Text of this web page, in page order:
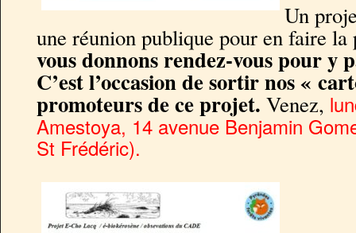
Un
une réunion publique pour en faire
vous donnons rendez-vous pour y
C’est l’occasion de sortir nos «
promoteurs de ce projet. Venez,
Amestoya, 14 avenue Benjamin
St Frédéric).